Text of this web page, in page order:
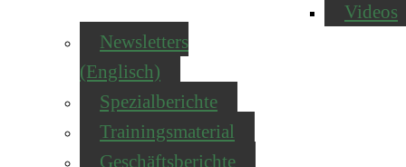
Videos
Newsletters
(Englisch)
Spezialberichte
Trainingsmaterial
Geschäftsberichte